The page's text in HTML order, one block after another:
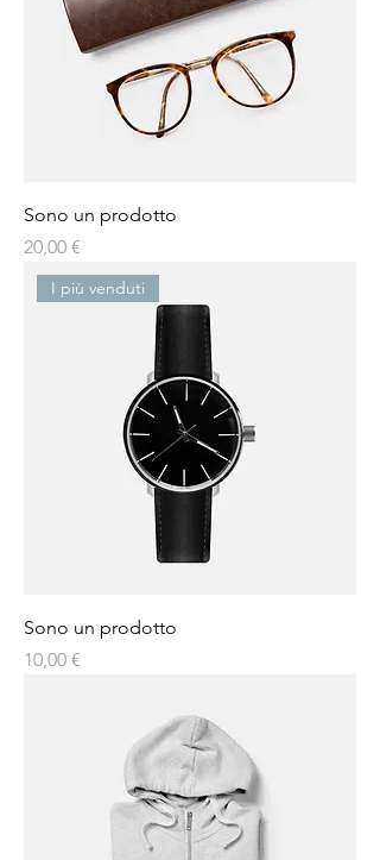
Sono un prodotto
Prezzo
20,00 €
I più venduti
Sono un prodotto
Prezzo
10,00 €